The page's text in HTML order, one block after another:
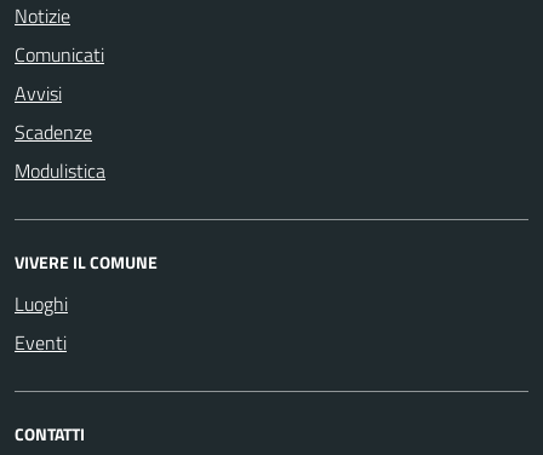
Notizie
Comunicati
Avvisi
Scadenze
Modulistica
VIVERE IL COMUNE
Luoghi
Eventi
CONTATTI